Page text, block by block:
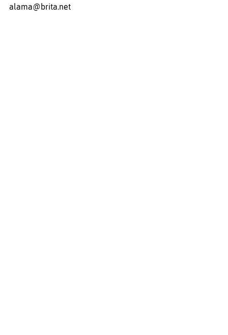
alama@brita.net